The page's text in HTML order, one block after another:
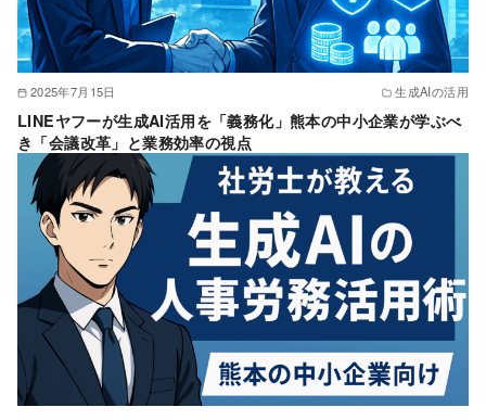
2025年7月15日 生成AIの活用
LINEヤフーが生成AI活用を「義務化」熊本の中小企業が学ぶべ
き「会議改革」と業務効率の視点